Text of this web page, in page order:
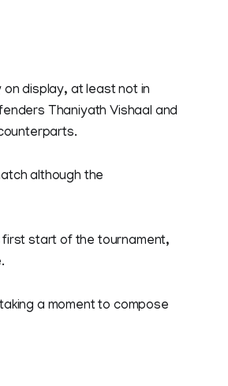
display, at least not in
Thaniyath Vishaal and
although the
start of the tournament,
a moment to compose